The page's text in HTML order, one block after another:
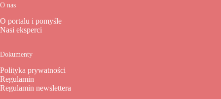
O nas
O portalu i pomyśle
Nasi eksperci
Dokumenty
Polityka prywatności
Regulamin
Regulamin newslettera